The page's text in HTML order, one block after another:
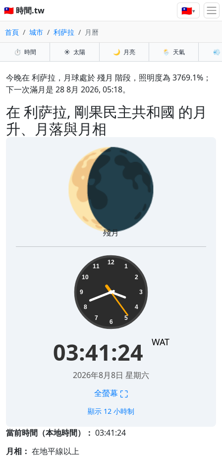
🇹🇼 時間.tw 🇹🇼▾
首頁 城市 利萨拉 月曆
⏱️ 時間 ☀️ 太陽 🌙 月亮 🌦️ 天氣 💨
在 利萨拉, 剛果民主共和國 的月
升、月落與月相
今晚在 利萨拉，月球處於 殘月 階段，照明度為 3769.1%；
下一次滿月是 28 8月 2026, 05:18。
🌘
殘月
12
1
2
3
4
5
6
7
8
9
10
11
03:41:24 WAT
2026年8月8日 星期六
全螢幕 ⛶
顯示 12 小時制
當前時間（本地時間）： 03:41:24
月相： 在地平線以上